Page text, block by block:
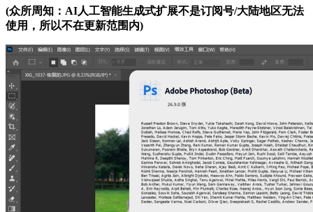
(众所周知：AI人工智能生成式扩展不是订阅号/大陆地区无法
使用，所以不在更新范围内)